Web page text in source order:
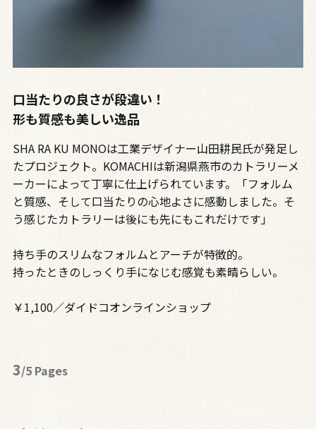
口当たりの良さが段違い！
形も質感も美しい逸品
SHA RA KU MONOは工業デザイナー山田耕民氏が発足し
たプロジェクト。KOMACHIは新潟県燕市のカトラリーメ
ーカーによって丁寧に仕上げられています。「フォルム
と質感、そして口当たりの心地よさに感動しました。そ
う感じたカトラリーは後にも先にもこれだけです」
持ち手のスリムなフォルムとアーチが特徴的。
持ったときのしっくり手になじむ感覚も素晴らしい。
￥1,100／ダイドコオンラインショップ
3/5 Pages